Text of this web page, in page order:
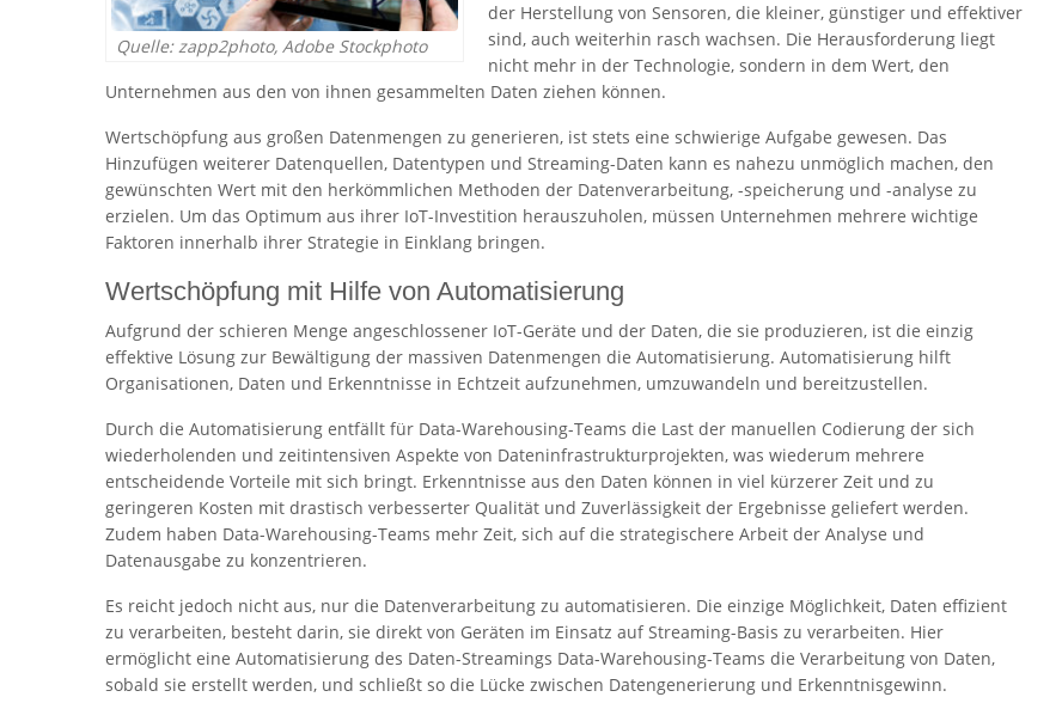
Quelle: zapp2photo, Adobe Stockphoto
der Herstellung von Sensoren, die kleiner, günstiger und effektiver
sind, auch weiterhin rasch wachsen. Die Herausforderung liegt
nicht mehr in der Technologie, sondern in dem Wert, den
Unternehmen aus den von ihnen gesammelten Daten ziehen können.
Wertschöpfung aus großen Datenmengen zu generieren, ist stets eine schwierige Aufgabe gewesen. Das
Hinzufügen weiterer Datenquellen, Datentypen und Streaming-Daten kann es nahezu unmöglich machen, den
gewünschten Wert mit den herkömmlichen Methoden der Datenverarbeitung, -speicherung und -analyse zu
erzielen. Um das Optimum aus ihrer IoT-Investition herauszuholen, müssen Unternehmen mehrere wichtige
Faktoren innerhalb ihrer Strategie in Einklang bringen.
Wertschöpfung mit Hilfe von Automatisierung
Aufgrund der schieren Menge angeschlossener IoT-Geräte und der Daten, die sie produzieren, ist die einzig
effektive Lösung zur Bewältigung der massiven Datenmengen die Automatisierung. Automatisierung hilft
Organisationen, Daten und Erkenntnisse in Echtzeit aufzunehmen, umzuwandeln und bereitzustellen.
Durch die Automatisierung entfällt für Data-Warehousing-Teams die Last der manuellen Codierung der sich
wiederholenden und zeitintensiven Aspekte von Dateninfrastrukturprojekten, was wiederum mehrere
entscheidende Vorteile mit sich bringt. Erkenntnisse aus den Daten können in viel kürzerer Zeit und zu
geringeren Kosten mit drastisch verbesserter Qualität und Zuverlässigkeit der Ergebnisse geliefert werden.
Zudem haben Data-Warehousing-Teams mehr Zeit, sich auf die strategischere Arbeit der Analyse und
Datenausgabe zu konzentrieren.
Es reicht jedoch nicht aus, nur die Datenverarbeitung zu automatisieren. Die einzige Möglichkeit, Daten effizient
zu verarbeiten, besteht darin, sie direkt von Geräten im Einsatz auf Streaming-Basis zu verarbeiten. Hier
ermöglicht eine Automatisierung des Daten-Streamings Data-Warehousing-Teams die Verarbeitung von Daten,
sobald sie erstellt werden, und schließt so die Lücke zwischen Datengenerierung und Erkenntnisgewinn.